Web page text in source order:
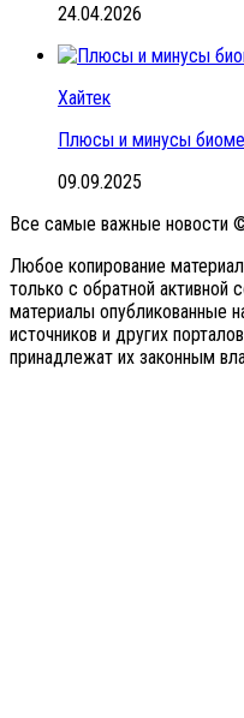
24.04.2026
Хайтек
Плюсы и минусы
09.09.2025
Все самые важные новости
Любое копирование
только с обратной активной
материалы опубликованные
источников и других
принадлежат их законным